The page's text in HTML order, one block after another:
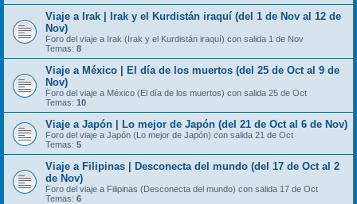
Viaje a Irak | Irak y el Kurdistán iraquí (del 1 de Nov al 12 de
Nov)
Foro del viaje a Irak (Irak y el Kurdistán iraquí) con salida 1 de Nov
Temas: 8
Viaje a México | El día de los muertos (del 25 de Oct al 9 de
Nov)
Foro del viaje a México (El día de los muertos) con salida 25 de Oct
Temas: 10
Viaje a Japón | Lo mejor de Japón (del 21 de Oct al 6 de Nov)
Foro del viaje a Japón (Lo mejor de Japón) con salida 21 de Oct
Temas: 5
Viaje a Filipinas | Desconecta del mundo (del 17 de Oct al 2
de Nov)
Foro del viaje a Filipinas (Desconecta del mundo) con salida 17 de Oct
Temas: 6